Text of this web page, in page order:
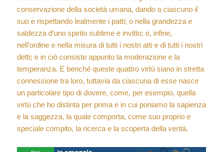
conservazione della società umana, dando a ciascuno il
suo e rispettando lealmente i patti; o nella grandezza e
saldezza d’uno spirito sublime e invitto; o, infine,
nell’ordine e nella misura di tutti i nostri atti e di tutti i nostri
detti; e in ciò consiste appunto la moderazione e la
temperanza. E benché queste quattro virtù siano in stretta
connessione tra loro, tuttavia da ciascuna di esse nasce
un particolare tipo di dovere, come, per esempio, quella
virtù che ho distinta per prima e in cui poniamo la sapienza
e la saggezza, la quale comporta, come suo proprio e
speciale compito, la ricerca e la scoperta della verità.